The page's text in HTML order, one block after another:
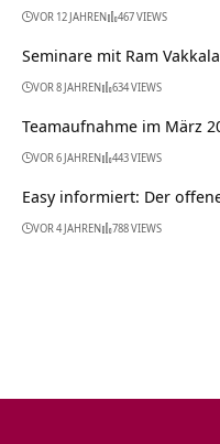
VOR 12 JAHREN 467 VIEWS
Seminare mit Ram
VOR 8 JAHREN 634 VIEWS
Teamaufnahme im März
VOR 6 JAHREN 443 VIEWS
Easy informiert: Der
VOR 4 JAHREN 788 VIEWS